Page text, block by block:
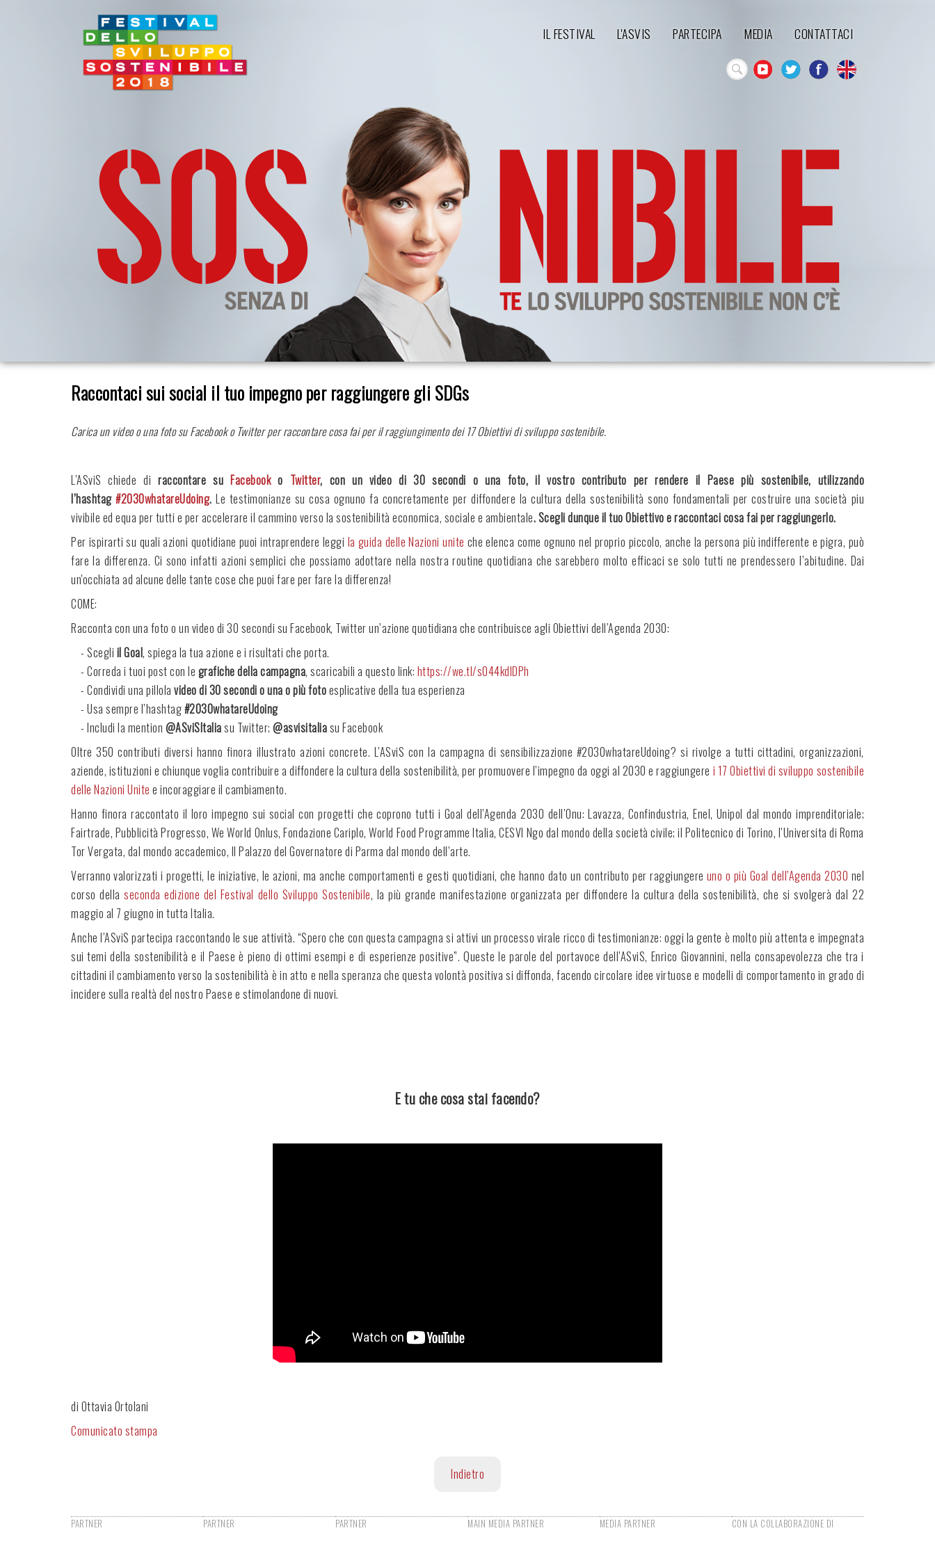
IL FESTIVAL L'ASVIS PARTECIPA MEDIA CONTATTACI
Raccontaci sui social il tuo impegno per raggiungere gli SDGs
Carica un video o una foto su Facebook o Twitter per raccontare cosa fai per il raggiungimento dei 17 Obiettivi di sviluppo sostenibile.
L’ASviS chiede diraccontare su Facebooko Twitter, con un video di 30 secondi o una foto, il vostro contributo per rendere il Paese più sostenibile, utilizzando
l’hashtag #2030whatareUdoing.Le testimonianze su cosa ognuno fa concretamente per diffondere la cultura della sostenibilità sono fondamentali per costruire una società piu
vivibile ed equa per tutti e per accelerare il cammino verso la sostenibilità economica, sociale e ambientale. Scegli dunque il tuo Obiettivo e raccontaci cosa fai per raggiungerlo.
Per ispirarti su quali azioni quotidiane puoi intraprendere leggi la guida delle Nazioni unite che elenca come ognuno nel proprio piccolo, anche la persona più indifferente e pigra, può
fare la differenza. Ci sono infatti azioni semplici che possiamo adottare nella nostra routine quotidiana che sarebbero molto efficaci se solo tutti ne prendessero l’abitudine. Dai
un'occhiata ad alcune delle tante cose che puoi fare per fare la differenza!
COME:
Racconta con una foto o un video di 30 secondi su Facebook, Twitter un’azione quotidiana che contribuisce agli Obiettivi dell’Agenda 2030:
- Scegli il Goal, spiega la tua azione e i risultati che porta.
- Correda i tuoi post con le grafiche della campagna, scaricabili a questo link: https://we.tl/s044kdlDPh
- Condividi una pillola video di 30 secondi o una o più fotoesplicative della tua esperienza
- Usa sempre l’hashtag#2030whatareUdoing
- Includi la mention @ASviSItaliasu Twitter; @asvisitaliasu Facebook
Oltre 350 contributi diversi hanno finora illustrato azioni concrete. L’ASviS con la campagna di sensibilizzazione #2030whatareUdoing? si rivolge a tutti cittadini, organizzazioni,
aziende, istituzioni e chiunque voglia contribuire a diffondere la cultura della sostenibilità, per promuovere l’impegno da oggi al 2030 e raggiungere i 17 Obiettivi di sviluppo sostenibile
delle Nazioni Unite e incoraggiare il cambiamento.
Hanno finora raccontato il loro impegno sui social con progetti che coprono tutti i Goal dell’Agenda 2030 dell’Onu: Lavazza, Confindustria, Enel, Unipol dal mondo imprenditoriale;
Fairtrade, Pubblicità Progresso, We World Onlus, Fondazione Cariplo, World Food Programme Italia, CESVI Ngo dal mondo della società civile; il Politecnico di Torino, l’Universita di Roma
Tor Vergata, dal mondo accademico, Il Palazzo del Governatore di Parma dal mondo dell’arte.
Verranno valorizzati i progetti, le iniziative, le azioni, ma anche comportamenti e gesti quotidiani, che hanno dato un contributo per raggiungere uno o più Goal dell’Agenda 2030 nel
corso dellaseconda edizione del Festival dello Sviluppo Sostenibile, la più grande manifestazione organizzata per diffondere la cultura della sostenibilità, che si svolgerà dal 22
maggio al 7 giugno in tutta Italia.
Anche l’ASviS partecipa raccontando le sue attività. “Spero che con questa campagna si attivi un processo virale ricco di testimonianze: oggi la gente è molto più attenta e impegnata
sui temi della sostenibilità e il Paese è pieno di ottimi esempi e di esperienze positive”. Queste le parole del portavoce dell’ASviS, Enrico Giovannini, nella consapevolezza che tra i
cittadini il cambiamento verso la sostenibilità è in atto e nella speranza che questa volontà positiva si diffonda, facendo circolare idee virtuose e modelli di comportamento in grado di
incidere sulla realtà del nostro Paese e stimolandone di nuovi.
E tu che cosa stai facendo?
di Ottavia Ortolani
Comunicato stampa
Indietro